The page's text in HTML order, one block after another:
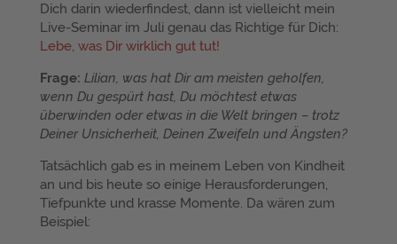
Dich darin wiederfindest, dann ist vielleicht mein
Live-Seminar im Juli genau das Richtige für Dich:
Lebe, was Dir wirklich gut tut!
Frage: Lilian, was hat Dir am meisten geholfen,
wenn Du gespürt hast, Du möchtest etwas
überwinden oder etwas in die Welt bringen – trotz
Deiner Unsicherheit, Deinen Zweifeln und Ängsten?
Tatsächlich gab es in meinem Leben von Kindheit
an und bis heute so einige Herausforderungen,
Tiefpunkte und krasse Momente. Da wären zum
Beispiel: